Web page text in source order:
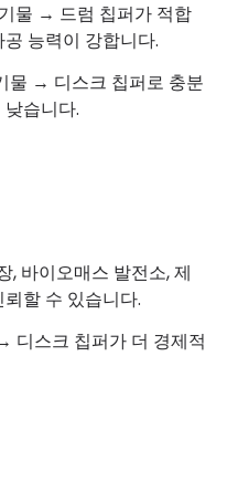
물 → 드럼 칩퍼가 적합
능력이 강합니다.
물 → 디스크 칩퍼로 충분
습니다.
, 바이오매스 발전소, 제
할 수 있습니다.
디스크 칩퍼가 더 경제적